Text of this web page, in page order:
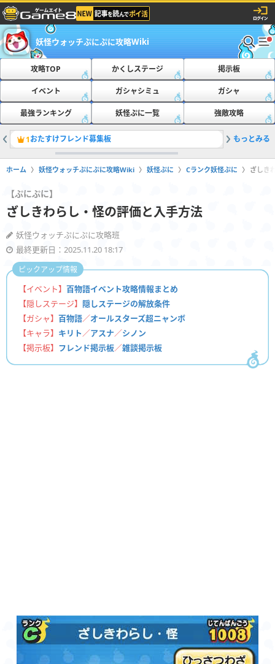
妖怪ウォッチぷにぷに攻略Wiki
攻略TOP かくしステージ 掲示板
イベント ガシャシミュ ガシャ
最強ランキング 妖怪ぷに一覧 強敵攻略
1おたすけフレンド募集板 2ともだ
もっとみる
ホーム 妖怪ウォッチぷにぷに攻略Wiki 妖怪ぷに Cランク妖怪ぷに ざしき
【ぷにぷに】
ざしきわらし・怪の評価と入手方法
妖怪ウォッチぷにぷに攻略班
最終更新日：2025.11.20 18:17
【イベント】 百物語イベント攻略情報まとめ
【隠しステージ】 隠しステージの解放条件
【ガシャ】 百物語／オールスターズ超ニャンボ
【キャラ】 キリト／アスナ／シノン
【掲示板】 フレンド掲示板／雑談掲示板
ピックアップ情報